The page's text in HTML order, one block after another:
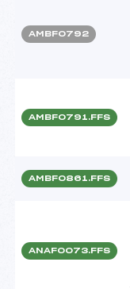
AMBF0792
AMBF0791.FFS
AMBF0861.FFS
ANAF0073.FFS